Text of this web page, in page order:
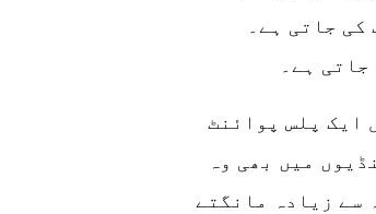
جاتی ہے۔
ایک پلس پوائنٹ
میں بھی وہ
سے زیادہ مانگتے